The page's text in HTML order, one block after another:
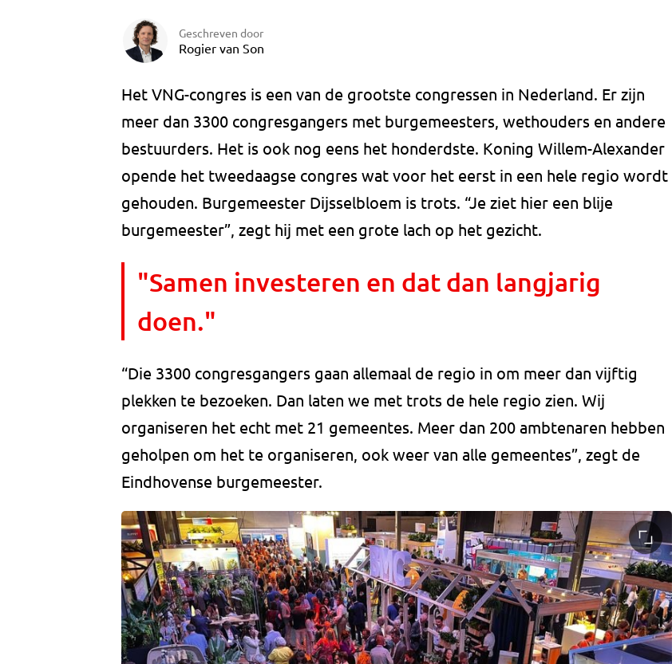
Geschreven door
Rogier van Son
Het VNG-congres is een van de grootste congressen in Nederland. Er zijn
meer dan 3300 congresgangers met burgemeesters, wethouders en andere
bestuurders. Het is ook nog eens het honderdste. Koning Willem-Alexander
opende het tweedaagse congres wat voor het eerst in een hele regio wordt
gehouden. Burgemeester Dijsselbloem is trots. “Je ziet hier een blije
burgemeester”, zegt hij met een grote lach op het gezicht.
"Samen investeren en dat dan langjarig
doen."
“Die 3300 congresgangers gaan allemaal de regio in om meer dan vijftig
plekken te bezoeken. Dan laten we met trots de hele regio zien. Wij
organiseren het echt met 21 gemeentes. Meer dan 200 ambtenaren hebben
geholpen om het te organiseren, ook weer van alle gemeentes”, zegt de
Eindhovense burgemeester.